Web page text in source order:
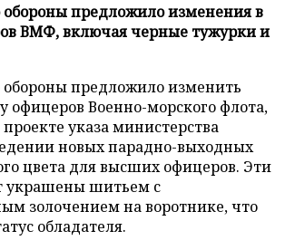
предложило изменения в
ВМФ, включая черные тужурки и
предложило изменить
офицеров Военно-морского флота,
проекте указа министерства
новых парадно-выходных
цвета для высших офицеров. Эти
украшены шитьем с
золочением на воротнике, что
обладателя.